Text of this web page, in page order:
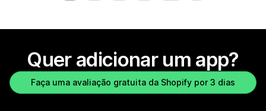
Quer adicionar um app?
Faça uma avaliação gratuita da Shopify por 3 dias